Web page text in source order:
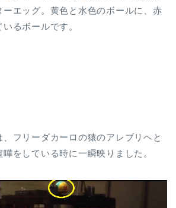
ーエッグ。黄色と水色のボールに、赤
るボールです。
、フリーダカーロの猿のアレブリヘと
をしている時に一瞬映りました。